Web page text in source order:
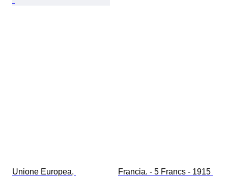
Unione Europea,
Francia. - 5 Francs - 1915